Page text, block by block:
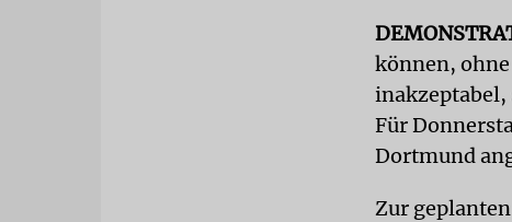
können,
inakzeptabel,
Für
Dortmund
Zur